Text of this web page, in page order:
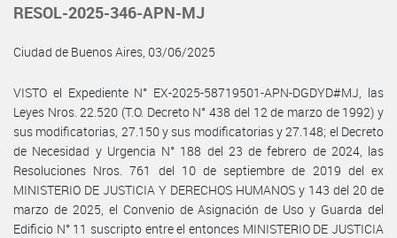
RESOL-2025-346-APN-MJ
Ciudad de Buenos Aires, 03/06/2025
VISTO el Expediente N° EX-2025-58719501-APN-DGDYD#MJ, las
Leyes Nros. 22.520 (T.O. Decreto N° 438 del 12 de marzo de 1992) y
sus modificatorias, 27.150 y sus modificatorias y 27.148; el Decreto
de Necesidad y Urgencia N° 188 del 23 de febrero de 2024, las
Resoluciones Nros. 761 del 10 de septiembre de 2019 del ex
MINISTERIO DE JUSTICIA Y DERECHOS HUMANOS y 143 del 20 de
marzo de 2025, el Convenio de Asignación de Uso y Guarda del
Edificio N° 11 suscripto entre el entonces MINISTERIO DE JUSTICIA